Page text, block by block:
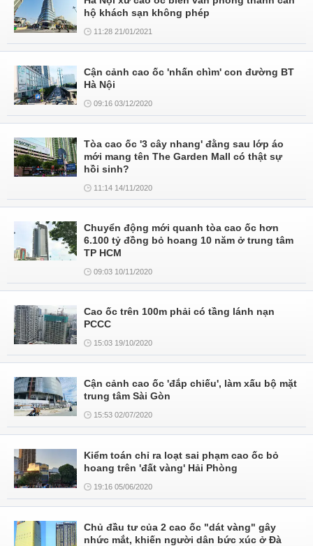
hộ khách sạn không phép
11:28 21/01/2021
Cận cảnh cao ốc 'nhấn chìm' con đường BT
Hà Nội
09:16 03/12/2020
Tòa cao ốc '3 cây nhang' đằng sau lớp áo
mới mang tên The Garden Mall có thật sự
hồi sinh?
11:14 14/11/2020
Chuyển động mới quanh tòa cao ốc hơn
6.100 tỷ đồng bỏ hoang 10 năm ở trung tâm
TP HCM
09:03 10/11/2020
Cao ốc trên 100m phải có tầng lánh nạn
PCCC
15:03 19/10/2020
Cận cảnh cao ốc 'đắp chiếu', làm xấu bộ mặt
trung tâm Sài Gòn
15:53 02/07/2020
Kiểm toán chỉ ra loạt sai phạm cao ốc bỏ
hoang trên 'đất vàng' Hải Phòng
19:16 05/06/2020
Chủ đầu tư của 2 cao ốc "dát vàng" gây
nhức mắt, khiến người dân bức xúc ở Đà